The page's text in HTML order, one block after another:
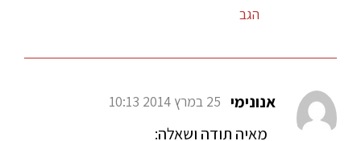
הגב
אנונימי 25 במרץ 2014 10:13
מאיה תודה ושאלה: